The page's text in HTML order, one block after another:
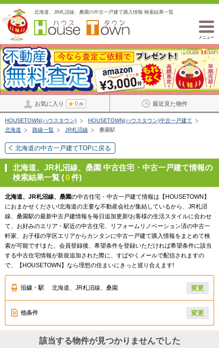
北海道、JR札沼線、桑園の中古一戸建て購入情報 検索結果一覧
メニュー
お気に入り 0 件 最近見た物件
HOUSETOWN(ハウスタウン)
HOUSETOWN(ハウスタウン)中古一戸建て
北海道
路線一覧 JR札沼線 桑園駅
北海道の中古一戸建てTOPに戻る
北海道、JR札沼線、桑園 中古住宅・中古一戸建て情報の
検索結果一覧 (0件)
北海道、JR札沼線、桑園の中古住宅・中古一戸建て情報は【HOUSETOWN】
におまかせください!北海道の主要な不動産会社が集結しているから、JR札沼
線、桑園駅の最新中古戸建情報を毎日追加更新!お客様の生活スタイルに合わせ
て、お好みのエリア・駅近の中古住宅、リフォームリノベーション済の中古一
軒家、お子様の学区エリアからカンタンに中古一戸建て購入情報をまとめて検
索が可能です!また、会員登録後、希望条件を登録いただければ希望条件に該当
する中古住宅情報が新規追加された際に、すばやくメールで配信されますの
で、【HOUSETOWN】なら理想の住まいにきっと巡り合えます!
沿線・駅 北海道、JR札沼線、桑園 変更
他条件 変更
該当する物件が見つかりませんでした